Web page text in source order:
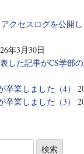
クセスログを公開し
年3月30日
した記事がCS学部
卒業しました（4）
卒業しました（3）